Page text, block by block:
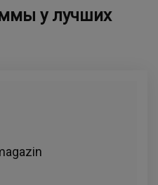
у лучших